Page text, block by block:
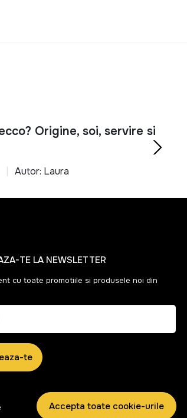
Accepta toate cookie-urile
Origine, soi, servire si
Autor: Laura
TE LA NEWSLETTER
cu toate promotiile si produsele noi din
te